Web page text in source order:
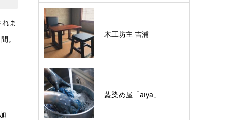
ま
。
木工坊主 吉浦
藍染め屋「aiya」